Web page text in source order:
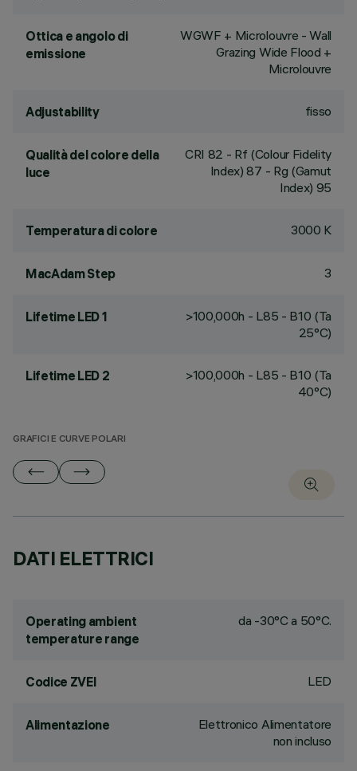
Ottica e angolo di
emissione
WGWF + Microlouvre - Wall
Grazing Wide Flood +
Microlouvre
Adjustability fisso
Qualità del colore della
luce
CRI 82 - Rf (Colour Fidelity
Index) 87 - Rg (Gamut
Index) 95
Temperatura di colore 3000 K
MacAdam Step 3
Lifetime LED 1
>100,000h - L85 - B10 (Ta
25°C)
Lifetime LED 2
>100,000h - L85 - B10 (Ta
40°C)
GRAFICI E CURVE POLARI
DATI ELETTRICI
Operating ambient
temperature range
da -30°C a 50°C.
Codice ZVEI LED
Alimentazione
Elettronico Alimentatore
non incluso